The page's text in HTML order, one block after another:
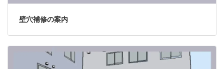
壁穴補修の案内